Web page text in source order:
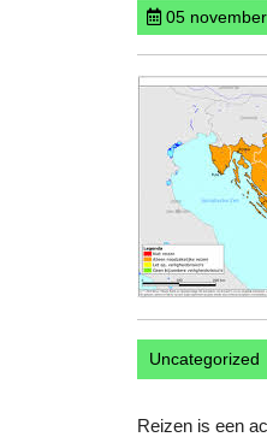
05
Uncategorized
Reizen is een